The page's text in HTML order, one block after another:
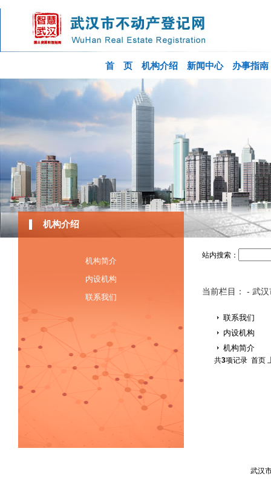
首 页 机构介绍 新闻中心 办事指南
机构介绍
机构简介
内设机构
联系我们
当前栏目： - 武
联系我们
内设机构
机构简介
共3项记录 首页
武汉